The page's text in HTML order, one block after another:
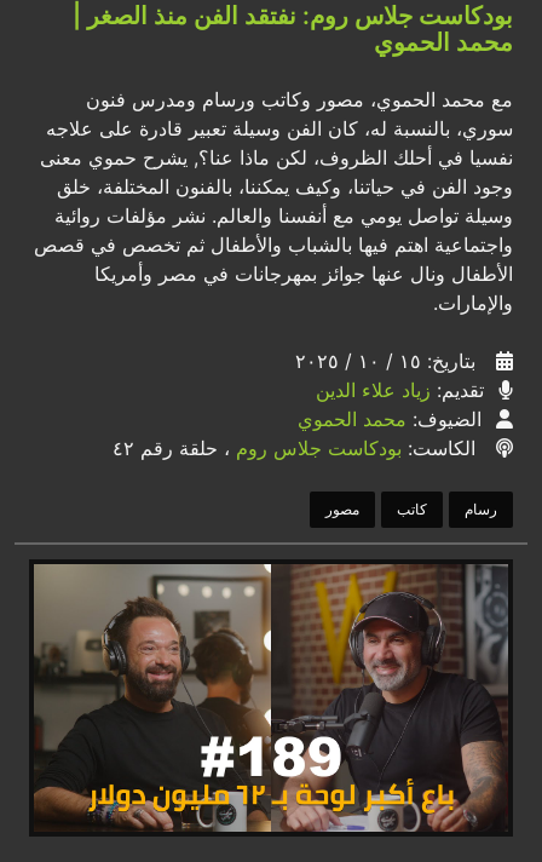
بودكاست جلاس روم: نفتقد الفن منذ الصغر |
محمد الحموي
مع محمد الحموي، مصور وكاتب ورسام ومدرس فنون
سوري، بالنسبة له، كان الفن وسيلة تعبير قادرة على علاجه
نفسيا في أحلك الظروف، لكن ماذا عنا؟, يشرح حموي معنى
وجود الفن في حياتنا، وكيف يمكننا، بالفنون المختلفة، خلق
وسيلة تواصل يومي مع أنفسنا والعالم. نشر مؤلفات روائية
واجتماعية اهتم فيها بالشباب والأطفال ثم تخصص في قصص
الأطفال ونال عنها جوائز بمهرجانات في مصر وأمريكا
والإمارات.
بتاريخ: ١٥ / ١٠ / ٢٠٢٥
تقديم: زياد علاء الدين
الضيوف: محمد الحموي
الكاست: بودكاست جلاس روم ، حلقة رقم ٤٢
رسام كاتب مصور